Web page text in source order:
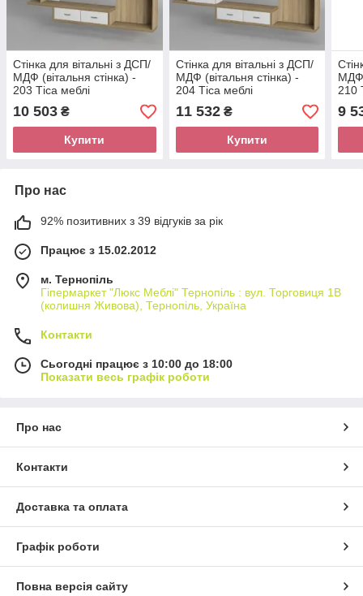
Стінка для вітальні з ДСП/
МДФ (вітальня стінка) -
203 Тіса меблі
10 503 ₴
Купити
Стінка для вітальні з ДСП/
МДФ (вітальня стінка) -
204 Тіса меблі
11 532₴
Купити
МДФ
210
9
Про нас
92% позитивних з 39 відгуків за рік
Працює з 15.02.2012
м. Тернопіль
Гіпермаркет "Люкс Меблі" Тернопіль : вул. Торговиця 1В
(колишня Живова), Тернопіль, Україна
Контакти
Сьогодні працює з 10:00 до 18:00
Показати весь графік роботи
Про нас
Контакти
Доставка та оплата
Графік роботи
Повна версія сайту